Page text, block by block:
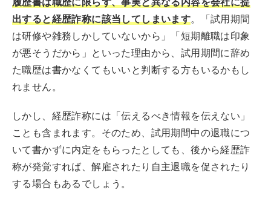
出すると経歴詐称に該当してしまいます。「試用期間
は研修や雑務しかしていないから」「短期離職は印象
が悪そうだから」といった理由から、試用期間に辞め
た職歴は書かなくてもいいと判断する方もいるかもし
れません。
しかし、経歴詐称には「伝えるべき情報を伝えない」
ことも含まれます。そのため、試用期間中の退職につ
いて書かずに内定をもらったとしても、後から経歴詐
称が発覚すれば、解雇されたり自主退職を促されたり
する場合もあるでしょう。